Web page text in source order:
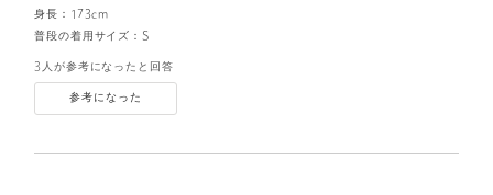
身長： 173cm
普段の着用サイズ：S
3人が参考になったと回答
参考になった